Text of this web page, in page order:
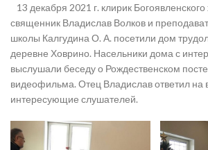
13 декабря 2021 г. клирик
священник Владислав Волков и
школы Калгудина О. А. посетили дом
деревне Ховрино. Насельники дома с
выслушали беседу о Рождественском
видеофильма. Отец Владислав ответил на
интересующие слушателей.